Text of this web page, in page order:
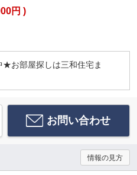
円 )
お部屋探しは三和住宅ま
お問い合わせ
情報の見方